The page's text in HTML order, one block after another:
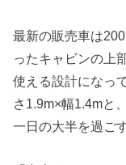
最新の販売車は
ったキャビンの上
使える設計になっ
さ1.9m×幅1.4mと
一日の大半を過ご